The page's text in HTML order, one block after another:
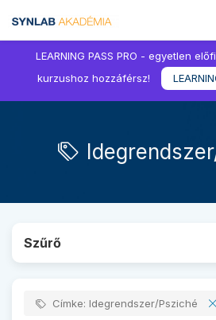
LEARNING PASS PRO - egyetlen
kurzushoz hozzáférsz!
Szűrő
Címke: Idegrendszer/Psziché